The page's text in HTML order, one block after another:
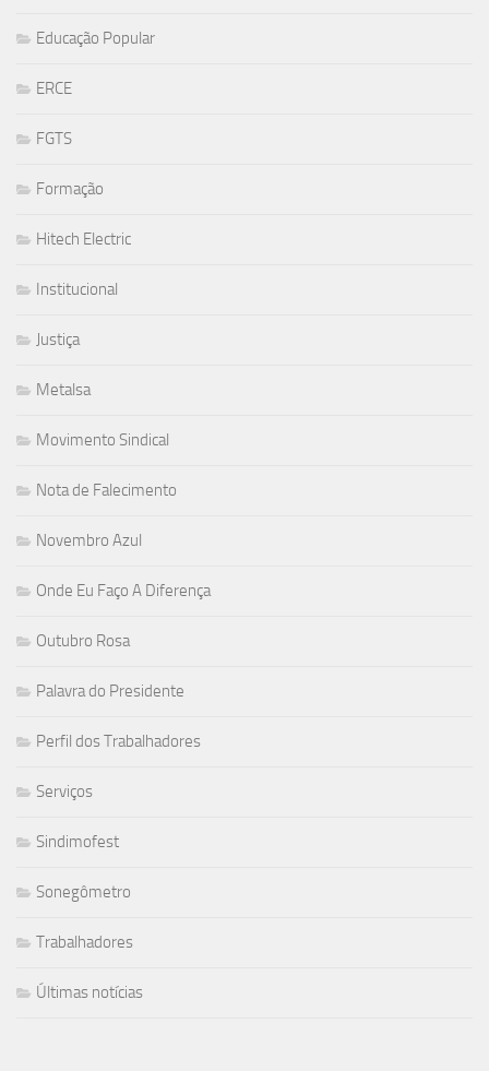
Educação Popular
ERCE
FGTS
Formação
Hitech Electric
Institucional
Justiça
Metalsa
Movimento Sindical
Nota de Falecimento
Novembro Azul
Onde Eu Faço A Diferença
Outubro Rosa
Palavra do Presidente
Perfil dos Trabalhadores
Serviços
Sindimofest
Sonegômetro
Trabalhadores
Últimas notícias